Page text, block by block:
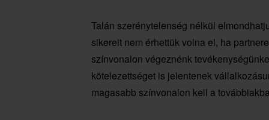
Talán szerénytelenség nélkül
sikereit nem érhettük volna el, ha
színvonalon végeznénk
kötelezettséget is jelentenek
magasabb színvonalon kell a